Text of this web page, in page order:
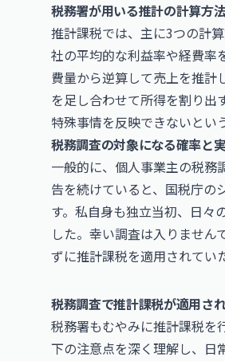
税務署が用いる推計の計算方
推計課税では、主に3つの計
社の平均的な利益率や経費率
費量から逆算して売上を推計
を足し合わせて所得を割り出
特殊事情を反映できないとい
税務調査の対象になる確率と
一般的に、個人事業主の税務
告を続けていると、国税庁の
す。私自身も独立当初、日々
した。幸い調査は入りませ
ずに推計課税を適用されてい
税務調査で推計課税が適用さ
税務署もむやみに推計課税を
下の注意点を深く理解し、日